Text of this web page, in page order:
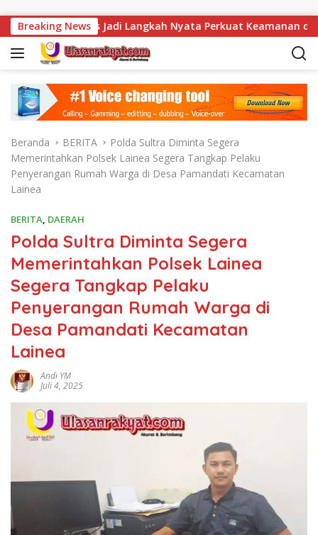
Breaking News
Jadi Langkah Nyata Perkuat Keamanan dan
Beranda BERITA
Polda Sultra Diminta Segera
Memerintahkan Polsek Lainea Segera Tangkap Pelaku
Penyerangan Rumah Warga di Desa Pamandati Kecamatan
Lainea
BERITA, DAERAH
Polda Sultra Diminta Segera
Memerintahkan Polsek Lainea
Segera Tangkap Pelaku
Penyerangan Rumah Warga di
Desa Pamandati Kecamatan
Lainea
Andi YM
Juli 4, 2025